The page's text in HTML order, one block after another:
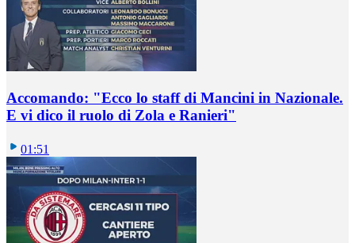
Accomando: "Ecco lo staff di Mancini in Nazionale.
E vi dico il ruolo di Zola e Ranieri"
01:51